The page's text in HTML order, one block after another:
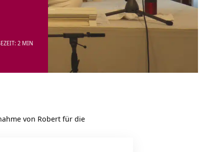
2 MIN
von Robert für die